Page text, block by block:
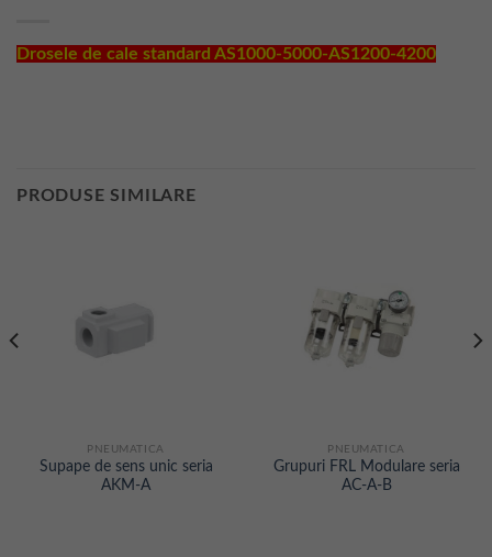
Drosele de cale standard AS1000-5000-AS1200-4200
PRODUSE SIMILARE
PNEUMATICA
Supape de sens unic seria
AKM-A
PNEUMATICA
Grupuri FRL Modulare seria
AC-A-B